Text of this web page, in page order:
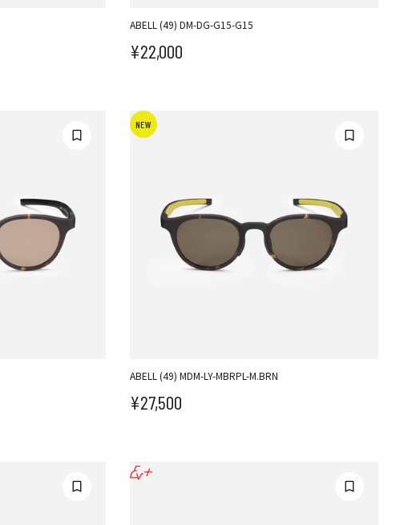
ABELL (49) DM-DG-G15-G15
セール価格
¥22,000
NEW
ABELL (49) MDM-LY-MBRPL-M.BRN
セール価格
¥27,500